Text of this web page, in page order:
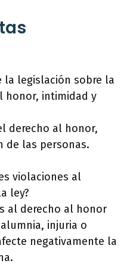
la legislación sobre la
honor, intimidad y
derecho al honor,
de las personas.
violaciones al
ley?
al derecho al honor
injuria o
negativamente la